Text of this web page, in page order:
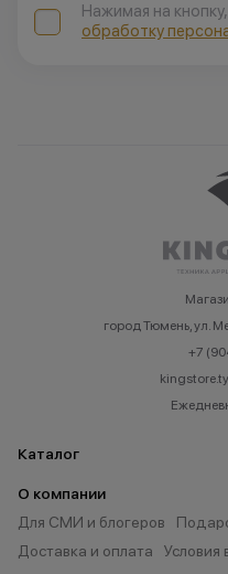
Нажимая на
обработку
город Тюмень, ул.
+7
Каталог
О компании
Для СМИ и блогеров
Доставка и оплата
Условия